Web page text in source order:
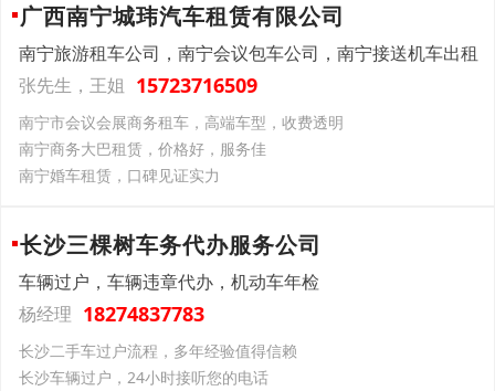
广西南宁城玮汽车租赁有限公司
南宁旅游租车公司，南宁会议包车公司，南宁接送机车出租
张先生，王姐 15723716509
南宁市会议会展商务租车，高端车型，收费透明
南宁商务大巴租赁，价格好，服务佳
南宁婚车租赁，口碑见证实力
长沙三棵树车务代办服务公司
车辆过户，车辆违章代办，机动车年检
杨经理 18274837783
长沙二手车过户流程，多年经验值得信赖
长沙车辆过户，24小时接听您的电话